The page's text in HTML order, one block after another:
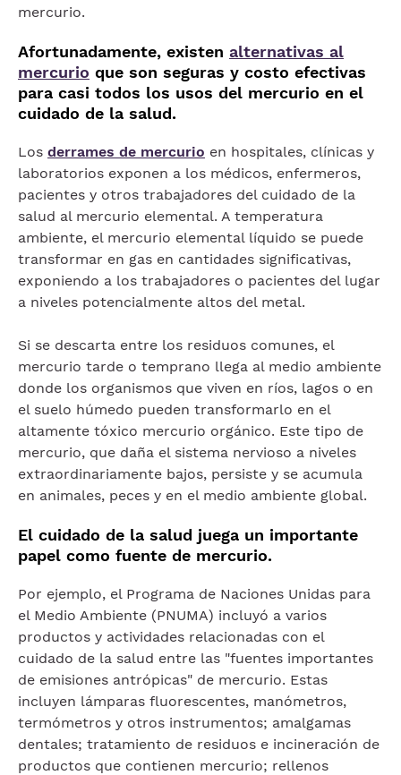
mercurio.
Afortunadamente, existen alternativas al
mercurio que son seguras y costo efectivas
para casi todos los usos del mercurio en el
cuidado de la salud.
Los derrames de mercurio en hospitales, clínicas y
laboratorios exponen a los médicos, enfermeros,
pacientes y otros trabajadores del cuidado de la
salud al mercurio elemental. A temperatura
ambiente, el mercurio elemental líquido se puede
transformar en gas en cantidades significativas,
exponiendo a los trabajadores o pacientes del lugar
a niveles potencialmente altos del metal.
Si se descarta entre los residuos comunes, el
mercurio tarde o temprano llega al medio ambiente
donde los organismos que viven en ríos, lagos o en
el suelo húmedo pueden transformarlo en el
altamente tóxico mercurio orgánico. Este tipo de
mercurio, que daña el sistema nervioso a niveles
extraordinariamente bajos, persiste y se acumula
en animales, peces y en el medio ambiente global.
El cuidado de la salud juega un importante
papel como fuente de mercurio.
Por ejemplo, el Programa de Naciones Unidas para
el Medio Ambiente (PNUMA) incluyó a varios
productos y actividades relacionadas con el
cuidado de la salud entre las "fuentes importantes
de emisiones antrópicas" de mercurio. Estas
incluyen lámparas fluorescentes, manómetros,
termómetros y otros instrumentos; amalgamas
dentales; tratamiento de residuos e incineración de
productos que contienen mercurio; rellenos